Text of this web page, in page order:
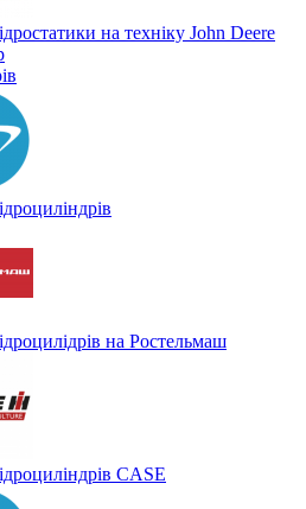
на техніку John Deere
на Ростельмаш
CASE